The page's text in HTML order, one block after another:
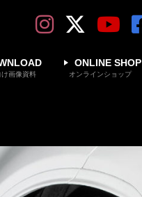
け画像資料
ONLINE SHOP
オンラインショップ